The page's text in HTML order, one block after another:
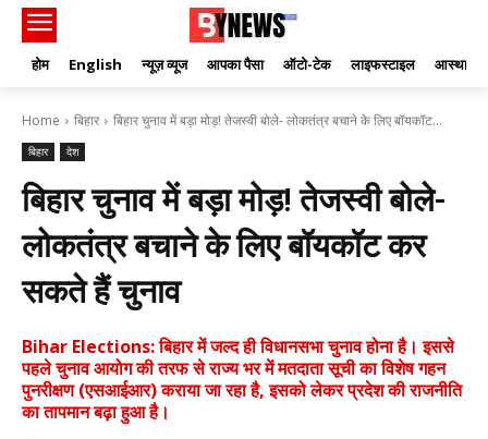
होम English न्यूज़ व्यूज आपका पैसा ऑटो-टेक लाइफस्टाइल आस्था
Home बिहार बिहार चुनाव में बड़ा मोड़! तेजस्वी बोले- लोकतंत्र बचाने के लिए बॉयकॉट...
बिहार देश
बिहार चुनाव में बड़ा मोड़! तेजस्वी बोले-
लोकतंत्र बचाने के लिए बॉयकॉट कर
सकते हैं चुनाव
Bihar Elections: बिहार में जल्द ही विधानसभा चुनाव होना है। इससे
पहले चुनाव आयोग की तरफ से राज्य भर में मतदाता सूची का विशेष गहन
पुनरीक्षण (एसआईआर) कराया जा रहा है, इसको लेकर प्रदेश की राजनीति
का तापमान बढ़ा हुआ है।